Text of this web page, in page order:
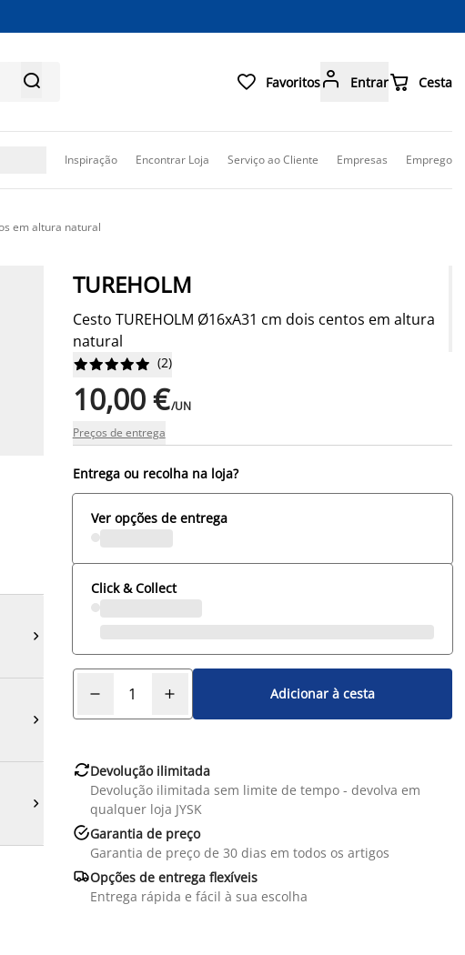
  Favoritos Entrar Cesta
Inspiração Encontrar Loja Serviço ao Cliente Empresas Emprego
em altura natural



TUREHOLM
Cesto TUREHOLM Ø16xA31 cm dois centos em altura
natural





 (2)
10,00 €/UN
Preços de entrega
Entrega ou recolha na loja?
Ver opções de entrega
Click & Collect
Adicionar à cesta
Devolução ilimitada
Devolução ilimitada sem limite de tempo - devolva em
qualquer loja JYSK
Garantia de preço
Garantia de preço de 30 dias em todos os artigos
Opções de entrega flexíveis
Entrega rápida e fácil à sua escolha